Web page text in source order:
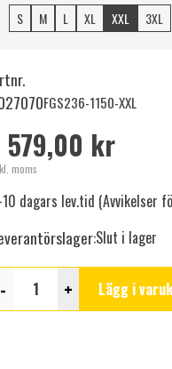
S M L XL XXL 3XL
FGS236-1150-XXL
579,00 kr
moms
dagars lev.tid (Avvikelser
Slut i lager
- + Lägg i